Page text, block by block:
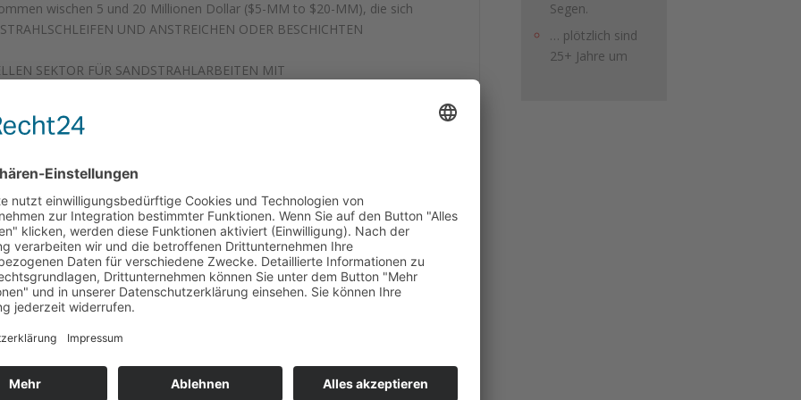
wischen 5 und 20 Millionen Dollar ($5-MM to $20-MM), die sich
UND ANSTREICHEN ODER BESCHICHTEN
SEKTOR FÜR SANDSTRAHLARBEITEN MIT
zu spezialisieren.
Segen.
… plötzlich sind
25+ Jahre um